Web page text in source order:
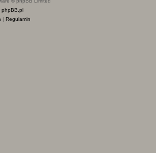
phpBB.pl
| Regulamin